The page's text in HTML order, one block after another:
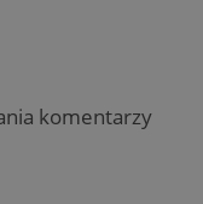
komentarzy